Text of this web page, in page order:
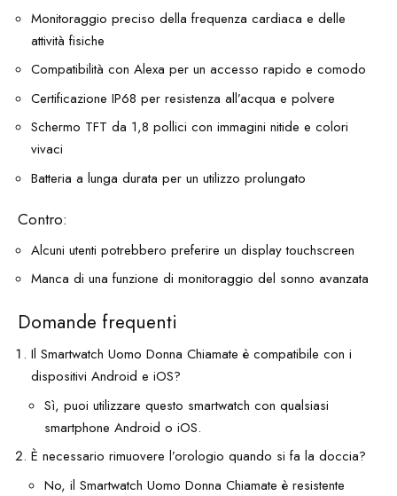
Monitoraggio preciso della frequenza cardiaca e delle
attività fisiche
Compatibilità con Alexa per un accesso rapido e comodo
Certificazione IP68 per resistenza all’acqua e polvere
Schermo TFT da 1,8 pollici con immagini nitide e colori
vivaci
Batteria a lunga durata per un utilizzo prolungato
Contro:
Alcuni utenti potrebbero preferire un display touchscreen
Manca di una funzione di monitoraggio del sonno avanzata
Domande frequenti
Il Smartwatch Uomo Donna Chiamate è compatibile con i
dispositivi Android e iOS?
Sì, puoi utilizzare questo smartwatch con qualsiasi
smartphone Android o iOS.
È necessario rimuovere l’orologio quando si fa la doccia?
No, il Smartwatch Uomo Donna Chiamate è resistente